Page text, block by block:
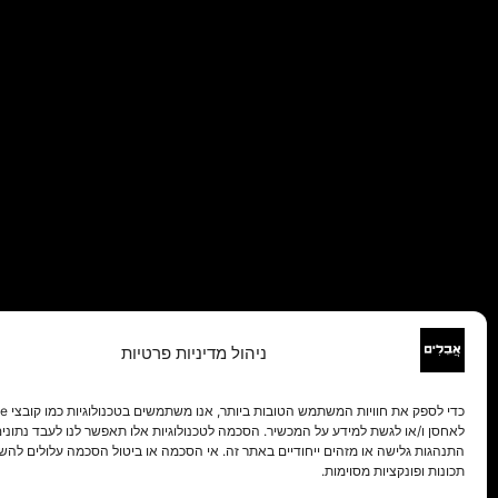
ניהול מדיניות פרטיות
לאחסן ו/או לגשת למידע על המכשיר. הסכמה לטכנולוגיות אלו תאפשר לנו לעבד
התנהגות גלישה או מזהים ייחודיים באתר זה. אי הסכמה או ביטול הסכמה עלולים
תכונות ופונקציות מסוימות.